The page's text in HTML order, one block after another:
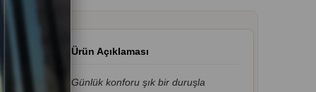
Ürün Açıklaması
Günlük konforu şık bir duruşla